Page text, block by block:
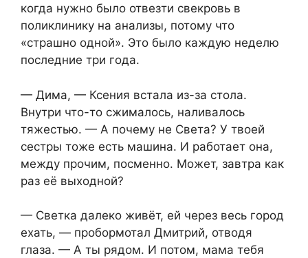
когда нужно было отвезти свекровь в
поликлинику на анализы, потому что
«страшно одной». Это было каждую неделю
последние три года.
— Дима, — Ксения встала из-за стола.
Внутри что-то сжималось, наливалось
тяжестью. — А почему не Света? У твоей
сестры тоже есть машина. И работает она,
между прочим, посменно. Может, завтра как
раз её выходной?
— Светка далеко живёт, ей через весь город
ехать, — пробормотал Дмитрий, отводя
глаза. — А ты рядом. И потом, мама тебя